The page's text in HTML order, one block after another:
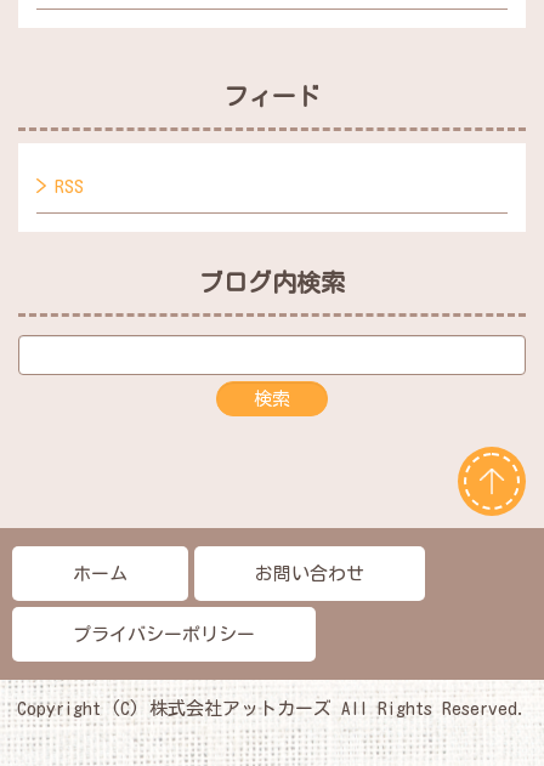
フィード
RSS
ブログ内検索
ホーム お問い合わせ
プライバシーポリシー
Copyright (C) 株式会社アットカーズ All Rights Reserved.